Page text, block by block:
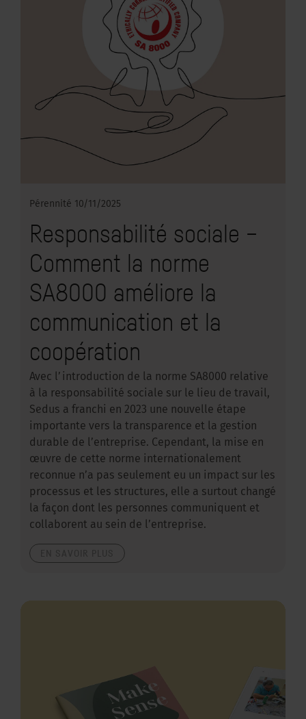
Pérennité 10/11/2025
Responsabilité sociale –
Comment la norme
SA8000 améliore la
communication et la
coopération
Avec l’introduction de la norme SA8000 relative
à la responsabilité sociale sur le lieu de travail,
Sedus a franchi en 2023 une nouvelle étape
importante vers la transparence et la gestion
durable de l’entreprise. Cependant, la mise en
œuvre de cette norme internationalement
reconnue n’a pas seulement eu un impact sur les
processus et les structures, elle a surtout changé
la façon dont les personnes communiquent et
collaborent au sein de l’entreprise.